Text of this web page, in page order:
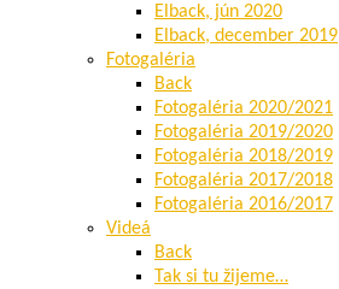
Elback, jún 2020
Elback, december 2019
Fotogaléria
Back
Fotogaléria 2020/2021
Fotogaléria 2019/2020
Fotogaléria 2018/2019
Fotogaléria 2017/2018
Fotogaléria 2016/2017
Videá
Back
Tak si tu žijeme…